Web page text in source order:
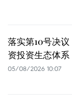
落实第10号决
资投资生态体系
05/08/2026 10:07